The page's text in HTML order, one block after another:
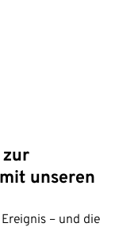
zur
unseren
– und die